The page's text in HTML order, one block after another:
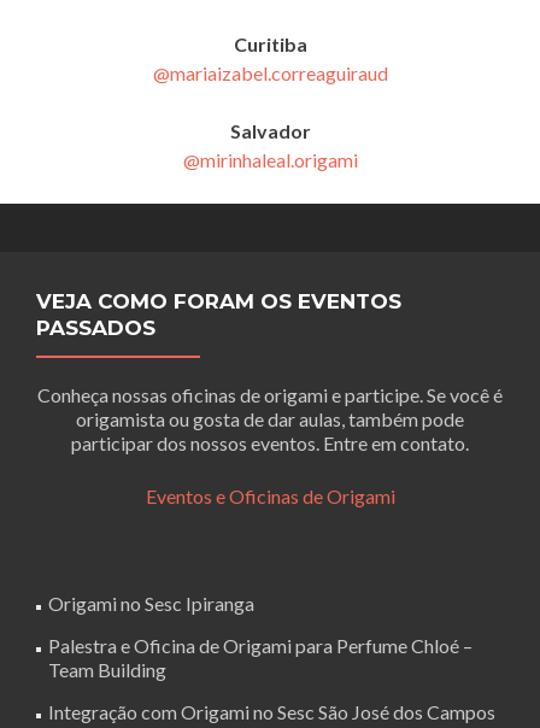
Curitiba
@mariaizabel.correaguiraud
Salvador
@mirinhaleal.origami
VEJA COMO FORAM OS EVENTOS
PASSADOS
Conheça nossas oficinas de origami e participe. Se você é
origamista ou gosta de dar aulas, também pode
participar dos nossos eventos. Entre em contato.
Eventos e Oficinas de Origami
Origami no Sesc Ipiranga
Palestra e Oficina de Origami para Perfume Chloé –
Team Building
Integração com Origami no Sesc São José dos Campos